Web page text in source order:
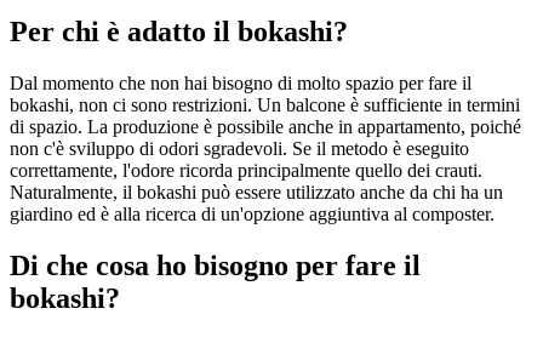
Per chi è adatto il bokashi?
Dal momento che non hai bisogno di molto spazio per fare il
bokashi, non ci sono restrizioni. Un balcone è sufficiente in termini
di spazio. La produzione è possibile anche in appartamento, poiché
non c'è sviluppo di odori sgradevoli. Se il metodo è eseguito
correttamente, l'odore ricorda principalmente quello dei crauti.
Naturalmente, il bokashi può essere utilizzato anche da chi ha un
giardino ed è alla ricerca di un'opzione aggiuntiva al composter.
Di che cosa ho bisogno per fare il
bokashi?